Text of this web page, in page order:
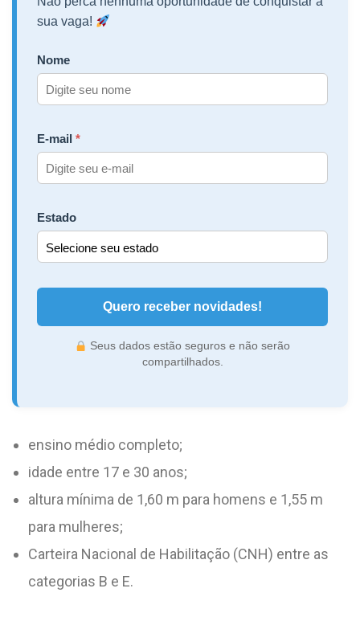
sua vaga!
Nome
E-mail
Estado
Quero receber novidades!
Seus dados estão seguros e não serão
compartilhados.
ensino médio completo;
idade entre 17 e 30 anos;
altura mínima de 1,60 m para homens e 1,55 m
para mulheres;
Carteira Nacional de Habilitação (CNH) entre as
categorias B e E.